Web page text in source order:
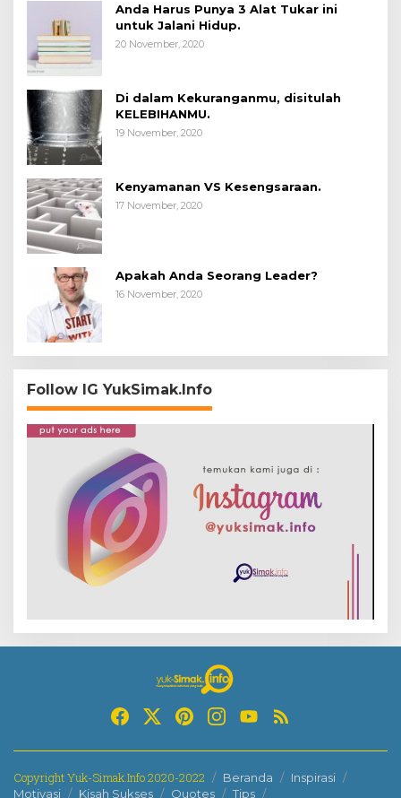
Anda Harus Punya 3 Alat Tukar ini
untuk Jalani Hidup.
20 November, 2020
Di dalam Kekuranganmu, disitulah
KELEBIHANMU.
19 November, 2020
Kenyamanan VS Kesengsaraan.
17 November, 2020
Apakah Anda Seorang Leader?
16 November, 2020
Follow IG YukSimak.Info
Copyright Yuk-Simak.Info 2020-2022 Beranda
Inspirasi
Motivasi
Kisah Sukses Quotes Tips